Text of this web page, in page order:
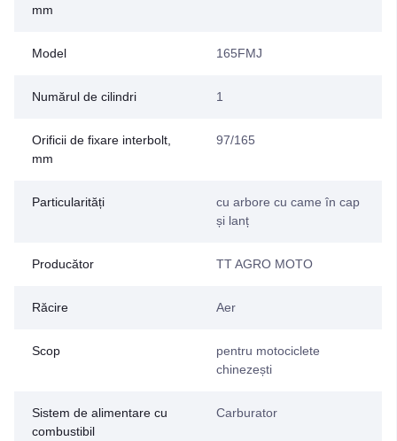
mm
Model 165FMJ
Numărul de cilindri 1
Orificii de fixare interbolt,
mm
97/165
Particularități
cu arbore cu came în cap
și lanț
Producător TT AGRO MOTO
Răcire Aer
Scop
pentru motociclete
chinezești
Sistem de alimentare cu
combustibil
Carburator